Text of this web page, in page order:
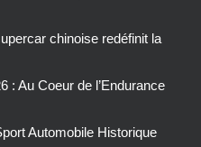
chinoise redéfinit la
: Au Coeur de l’Endurance
Automobile Historique